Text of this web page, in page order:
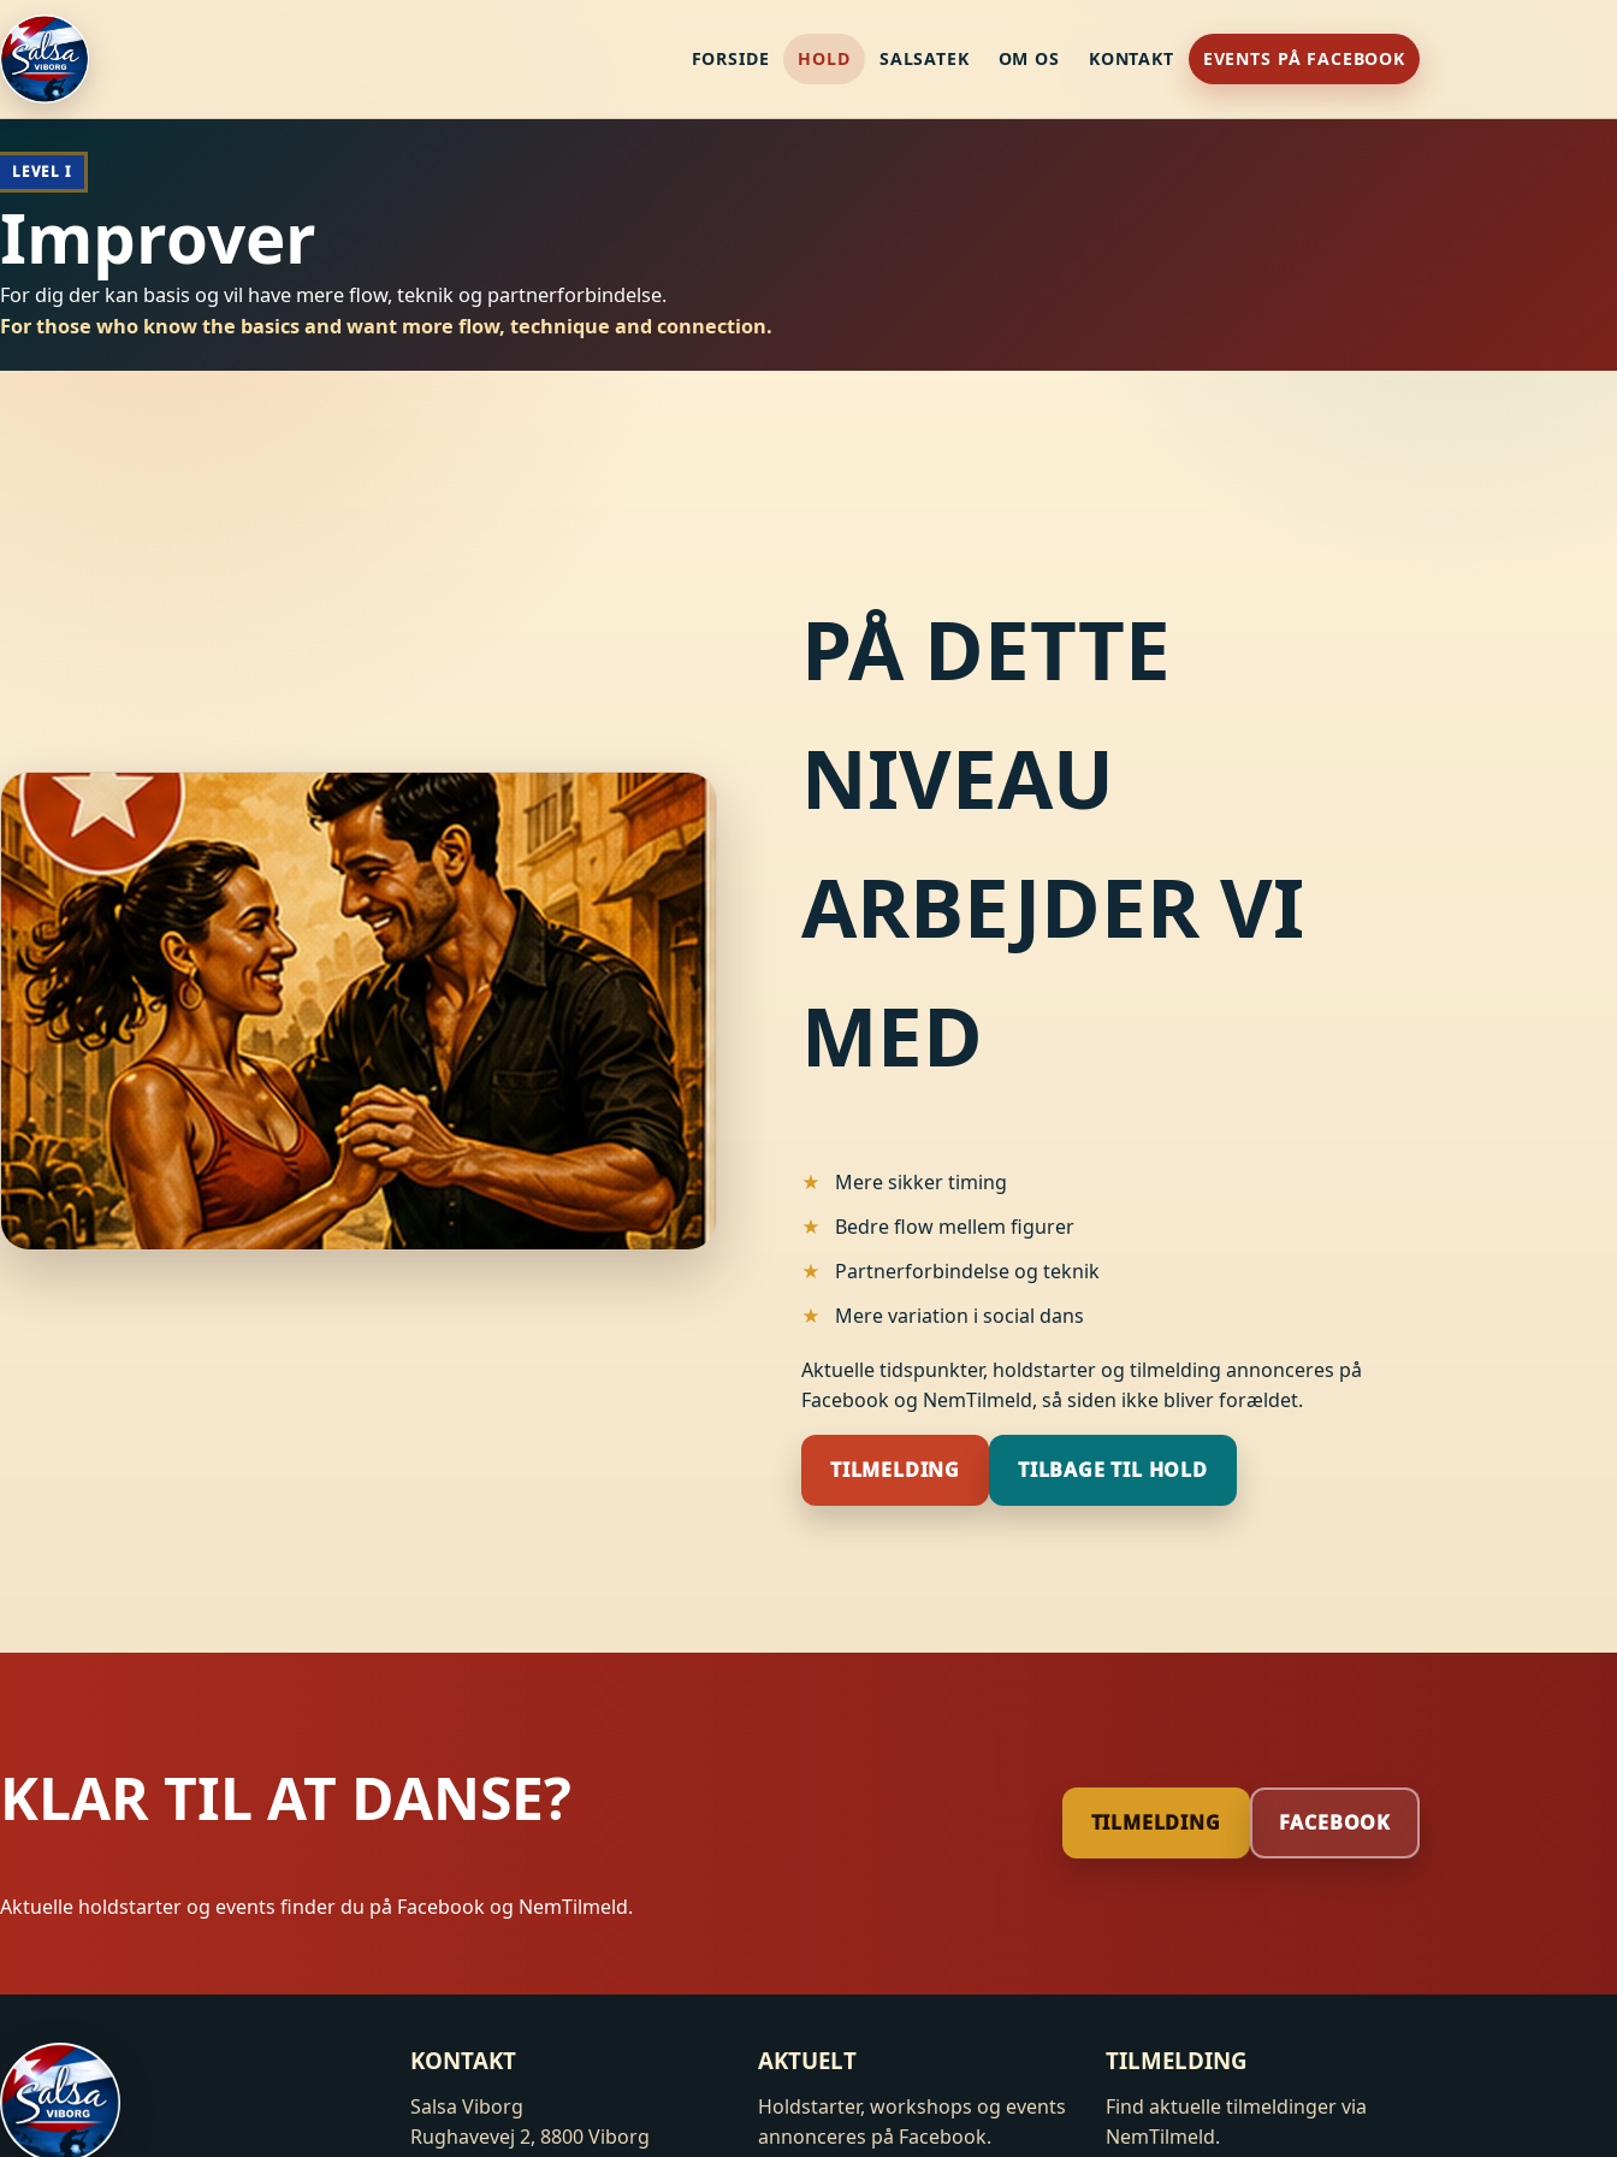
FORSIDE HOLD SALSATEK OM OS KONTAKT EVENTS PÅ FACEBOOK
LEVEL I
Improver
For dig der kan basis og vil have mere flow, teknik og partnerforbindelse.
For those who know the basics and want more flow, technique and connection.
PÅ DETTE
NIVEAU
ARBEJDER VI
MED
Mere sikker timing
Bedre flow mellem figurer
Partnerforbindelse og teknik
Mere variation i social dans
Aktuelle tidspunkter, holdstarter og tilmelding annonceres på
Facebook og NemTilmeld, så siden ikke bliver forældet.
TILMELDING TILBAGE TIL HOLD
KLAR TIL AT DANSE?
Aktuelle holdstarter og events finder du på Facebook og NemTilmeld.
TILMELDING FACEBOOK
KONTAKT
Salsa Viborg
Rughavevej 2, 8800 Viborg
AKTUELT
Holdstarter, workshops og events
annonceres på Facebook.
TILMELDING
Find aktuelle tilmeldinger via
NemTilmeld.